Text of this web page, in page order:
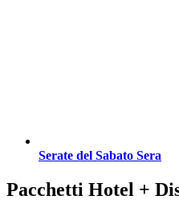
Serate del Sabato Sera
Pacchetti Hotel +